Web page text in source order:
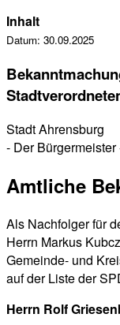
Inhalt
Datum: 30.09.2025
Stadt Ahrensburg
- Der Bürgermeister
Amtliche
Als Nachfolger für
Herrn Markus
Gemeinde- und
auf der Liste der
Herrn Rolf